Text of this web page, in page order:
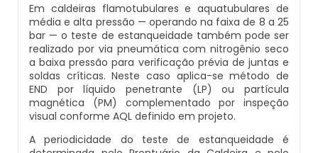
Caldeiraria E Montagem Industrial
Caldeiraria Industrial
Caldeiraria Pesada
Caldeiras De Recuperação De Calor Sensivel
Inspeção De Segurança Em Caldeiras
Inspeção De Segurança Em Caldeiras E
Vasos De Pressão
Inspeção De Segurança Em Vasos De
Pressão
Manutenção De Caldeiras Industriais
Manutenção Em Caldeiras De Alta Pressão
Manutenção Preventiva Caldeiras
Montagem Caldeiras
Caldeira Usada A Venda
Caldeira Vapor A Lenha
Compra E Venda De Caldeiras Usadas
Comprar Caldeira A Vapor
Empresa De Caldeira A Gás
Empresa De Manutenção De Caldeira A Gás
Fornecedor De Caldeira A Gás
Manutenção De Caldeira A Gás
Em caldeiras flamotubulares e aquatubulares de
média e alta pressão — operando na faixa de 8 a 25
bar — o teste de estanqueidade também pode ser
realizado por via pneumática com nitrogênio seco
a baixa pressão para verificação prévia de juntas e
soldas críticas. Neste caso aplica-se método de
END por líquido penetrante (LP) ou partícula
magnética (PM) complementado por inspeção
visual conforme AQL definido em projeto.
A periodicidade do teste de estanqueidade é